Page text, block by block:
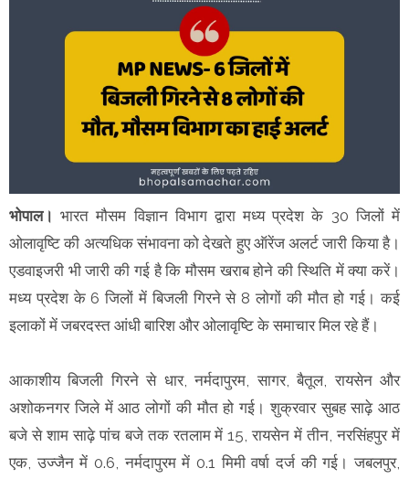
भोपाल। भारत मौसम विज्ञान विभाग द्वारा मध्य प्रदेश के 30 जिलों में
ओलावृष्टि की अत्यधिक संभावना को देखते हुए ऑरेंज अलर्ट जारी किया है।
एडवाइजरी भी जारी की गई है कि मौसम खराब होने की स्थिति में क्या करें।
मध्य प्रदेश के 6 जिलों में बिजली गिरने से 8 लोगों की मौत हो गई। कई
इलाकों में जबरदस्त आंधी बारिश और ओलावृष्टि के समाचार मिल रहे हैं।
आकाशीय बिजली गिरने से धार, नर्मदापुरम, सागर, बैतूल, रायसेन और
अशोकनगर जिले में आठ लोगों की मौत हो गई। शुक्रवार सुबह साढ़े आठ
बजे से शाम साढ़े पांच बजे तक रतलाम में 15, रायसेन में तीन, नरसिंहपुर में
एक, उज्जैन में 0.6, नर्मदापुरम में 0.1 मिमी वर्षा दर्ज की गई। जबलपुर,